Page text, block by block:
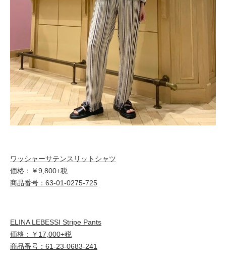
ワッシャーサテンスリットシャツ
価格：￥9,800+税
商品番号：63-01-0275-725
ELINA LEBESSI Stripe Pants
価格：￥17,000+税
商品番号：61-23-0683-241